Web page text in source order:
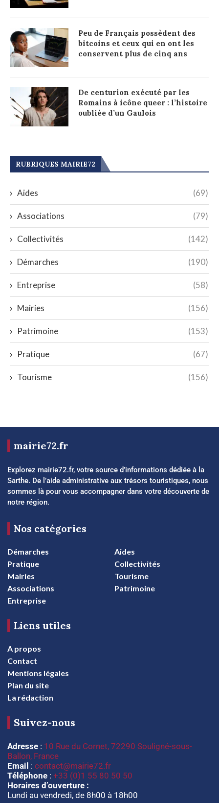
Peu de Français possèdent des
bitcoins et ceux qui en ont les
conservent plus de cinq ans
De centurion exécuté par les
Romains à icône queer : l’histoire
oubliée d’un Gaulois
RUBRIQUES MAIRIE72
Aides (69)
Associations (79)
Collectivités (142)
Démarches (190)
Entreprise (58)
Mairies (156)
Patrimoine (153)
Pratique (67)
Tourisme (156)
mairie72.fr
Explorez mairie72.fr, votre source d’informations dédiée à la
Sarthe. De l’aide administrative aux trésors touristiques, nous
sommes là pour vous accompagner dans votre découverte de
notre région.
Nos catégories
Démarches
Aides
Pratique
Collectivités
Mairies
Tourisme
Associations
Patrimoine
Entreprise
Liens utiles
A propos
Contact
Mentions légales
Plan du site
La rédaction
Suivez-nous
Adresse : 10 Rue du Cornet, 72290 Souligné-sous-
Ballon, France
Email : contact@mairie72.fr
Téléphone : +33 (0)1 55 80 50 50
Horaires d’ouverture :
Lundi au vendredi, de 8h00 à 18h00